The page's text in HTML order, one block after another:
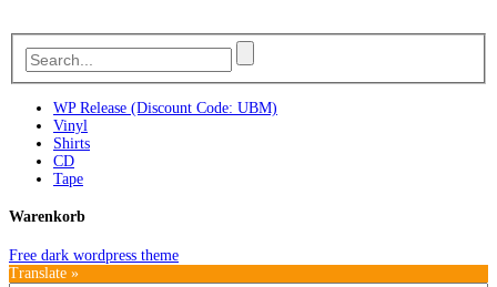
WP Release (Discount Code: UBM)
Vinyl
Shirts
CD
Tape
Warenkorb
Free dark wordpress theme
Translate »